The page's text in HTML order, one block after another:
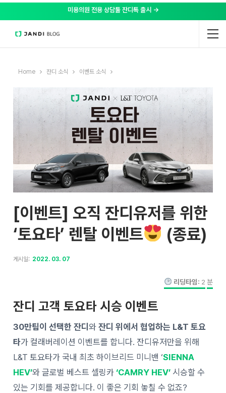
미용의원 전용 상담툴 잔디톡 출시 →
Home 잔디 소식 이벤트 소식
[이벤트] 오직 잔디유저를 위한
‘토요타’ 렌탈 이벤트
(종료)
게시일: 2022. 03. 07
리딩타임: 2 분
잔디 고객 토요타 시승 이벤트
30만팀이 선택한 잔디와잔디 위에서 협업하는 L&T 토요
타가 컬래버레이션 이벤트를 합니다. 잔디유저만을 위해
L&T 토요타가 국내 최초 하이브리드 미니밴 ‘SIENNA
HEV’와 글로벌 베스트 셀링카‘CAMRY HEV’ 시승할 수
있는 기회를 제공합니다. 이 좋은 기회 놓칠 수 없죠?